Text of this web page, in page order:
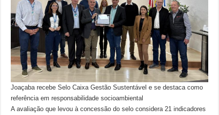
Joaçaba recebe Selo Caixa Gestão Sustentável e se destaca como
referência em responsabilidade socioambiental
A avaliação que levou à concessão do selo considera 21 indicadores